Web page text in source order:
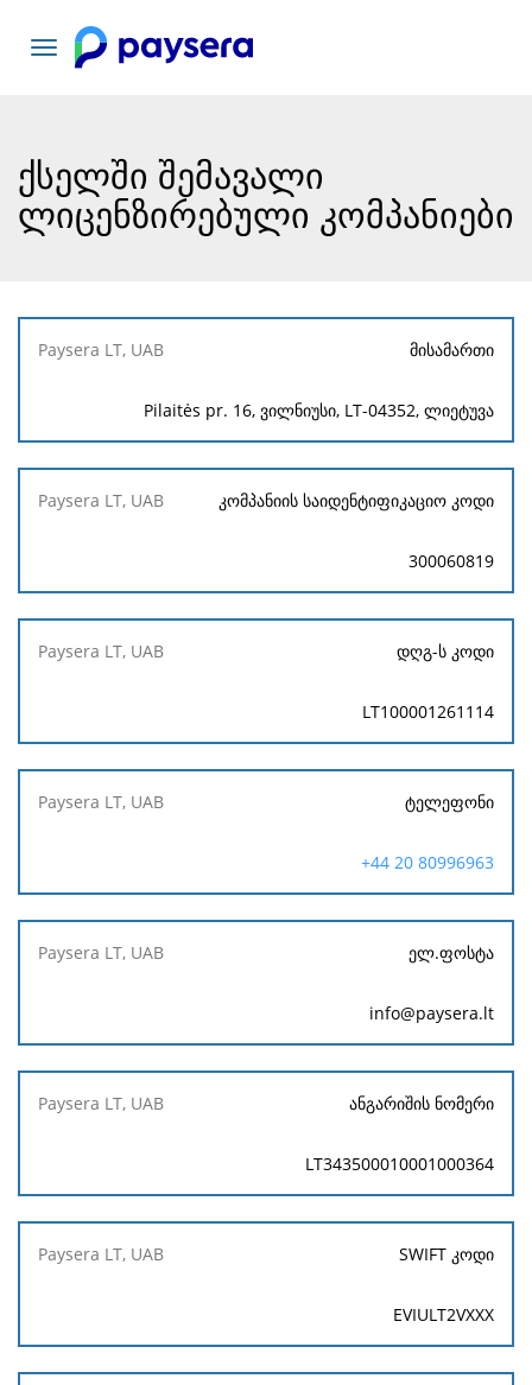
ნავიგაციის
გადართვა
ქსელში შემავალი
ლიცენზირებული კომპანიები
Paysera
მისამართი
Pilaitės pr. 16, ვილნიუსი, LT-04352, ლიეტუვა
კომპანიის საიდენტიფიკაციო კოდი
300060819
დღგ-ს კოდი
LT100001261114
ტელეფონი
+44 20 80996963
ელ.ფოსტა
info@paysera.lt
ანგარიშის ნომერი
LT343500010001000364
SWIFT კოდი
EVIULT2VXXX